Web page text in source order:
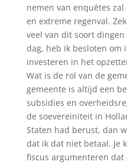
nemen van enquêtes
en extreme regenval.
veel van dit soort
dag, heb ik besloten om
investeren in het
Wat is de rol van de
gemeente is altijd een
subsidies en
de soevereiniteit in
Staten had berust, dan
dat ik dat niet betaal. Je
fiscus argumenteren dat